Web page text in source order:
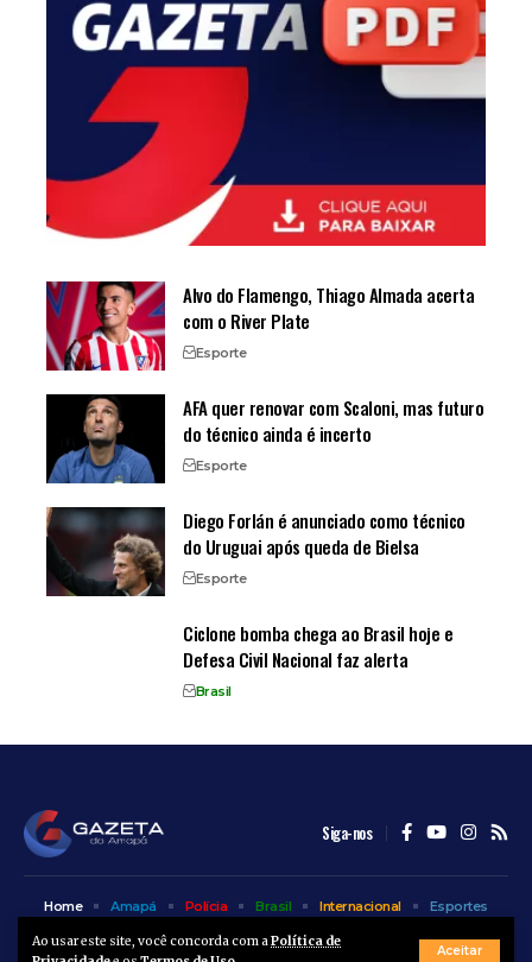
Ao usar este site, você concorda com aPolítica de
Aceitar
Alvo do Flamengo, Thiago Almada acerta
com o River Plate
Esporte
AFA quer renovar com Scaloni, mas futuro
do técnico ainda é incerto
Esporte
Diego Forlán é anunciado como técnico
do Uruguai após queda de Bielsa
Esporte
Ciclone bomba chega ao Brasil hoje e
Defesa Civil Nacional faz alerta
Brasil
Siga-nos
Home Amapá Polícia Brasil Internacional
Esportes
Entretenimento